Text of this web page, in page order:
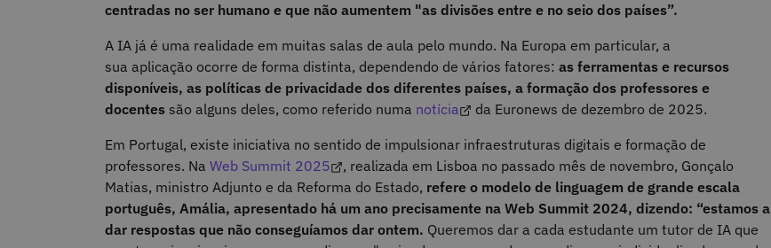
centradas no ser humano e que não aumentem "as divisões entre e no seio dos países”.
A IA já é uma realidade em muitas salas de aula pelo mundo. Na Europa em particular, a
sua aplicação ocorre de forma distinta, dependendo de vários fatores: as ferramentas e recursos
disponíveis, as políticas de privacidade dos diferentes países, a formação dos professores e
docentes são alguns deles, como referido numa notícia
da Euronews de dezembro de 2025.
Em Portugal, existe iniciativa no sentido de impulsionar infraestruturas digitais e formação de
professores. Na Web Summit 2025
, realizada em Lisboa no passado mês de novembro, Gonçalo
Matias, ministro Adjunto e da Reforma do Estado, refere o modelo de linguagem de grande escala
português, Amália, apresentado há um ano precisamente na Web Summit 2024, dizendo: “estamos a
dar respostas que não conseguíamos dar ontem. Queremos dar a cada estudante um tutor de IA que